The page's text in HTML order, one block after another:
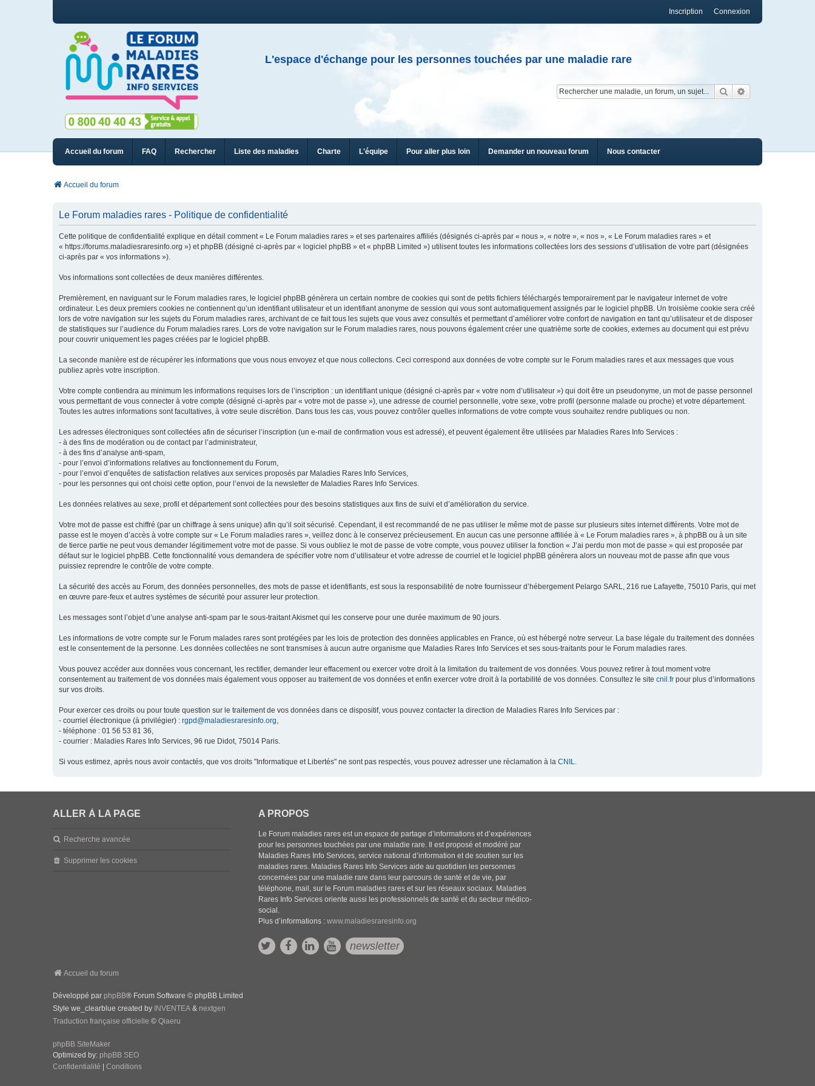
Connexion
Inscription
L'espace d'échange pour les personnes touchées par une maladie rare
Rechercher
Accueil du forum FAQ Rechercher Liste des maladies Charte L'équipe Pour aller plus loin Demander un nouveau forum Nous contacter
Accueil du forum
Le Forum maladies rares - Politique de confidentialité
Cette politique de confidentialité explique en détail comment « Le Forum maladies rares » et ses partenaires affiliés (désignés ci-après par « nous », « notre », « nos », « Le Forum maladies rares » et
« https://forums.maladiesraresinfo.org ») et phpBB (désigné ci-après par « logiciel phpBB » et « phpBB Limited ») utilisent toutes les informations collectées lors des sessions d’utilisation de votre part (désignées
ci-après par « vos informations »).
Vos informations sont collectées de deux manières différentes.
Premièrement, en naviguant sur le Forum maladies rares, le logiciel phpBB génèrera un certain nombre de cookies qui sont de petits fichiers téléchargés temporairement par le navigateur internet de votre
ordinateur. Les deux premiers cookies ne contiennent qu’un identifiant utilisateur et un identifiant anonyme de session qui vous sont automatiquement assignés par le logiciel phpBB. Un troisième cookie sera créé
lors de votre navigation sur les sujets du Forum maladies rares, archivant de ce fait tous les sujets que vous avez consultés et permettant d’améliorer votre confort de navigation en tant qu’utilisateur et de disposer
de statistiques sur l’audience du Forum maladies rares. Lors de votre navigation sur le Forum maladies rares, nous pouvons également créer une quatrième sorte de cookies, externes au document qui est prévu
pour couvrir uniquement les pages créées par le logiciel phpBB.
La seconde manière est de récupérer les informations que vous nous envoyez et que nous collectons. Ceci correspond aux données de votre compte sur le Forum maladies rares et aux messages que vous
publiez après votre inscription.
Votre compte contiendra au minimum les informations requises lors de l’inscription : un identifiant unique (désigné ci-après par « votre nom d’utilisateur ») qui doit être un pseudonyme, un mot de passe personnel
vous permettant de vous connecter à votre compte (désigné ci-après par « votre mot de passe »), une adresse de courriel personnelle, votre sexe, votre profil (personne malade ou proche) et votre département.
Toutes les autres informations sont facultatives, à votre seule discrétion. Dans tous les cas, vous pouvez contrôler quelles informations de votre compte vous souhaitez rendre publiques ou non.
Les adresses électroniques sont collectées afin de sécuriser l’inscription (un e-mail de confirmation vous est adressé), et peuvent également être utilisées par Maladies Rares Info Services :
- à des fins de modération ou de contact par l’administrateur,
- à des fins d’analyse anti-spam,
- pour l’envoi d’informations relatives au fonctionnement du Forum,
- pour l’envoi d’enquêtes de satisfaction relatives aux services proposés par Maladies Rares Info Services,
- pour les personnes qui ont choisi cette option, pour l’envoi de la newsletter de Maladies Rares Info Services.
Les données relatives au sexe, profil et département sont collectées pour des besoins statistiques aux fins de suivi et d’amélioration du service.
Votre mot de passe est chiffré (par un chiffrage à sens unique) afin qu’il soit sécurisé. Cependant, il est recommandé de ne pas utiliser le même mot de passe sur plusieurs sites internet différents. Votre mot de
passe est le moyen d’accès à votre compte sur « Le Forum maladies rares », veillez donc à le conservez précieusement. En aucun cas une personne affiliée à « Le Forum maladies rares », à phpBB ou à un site
de tierce partie ne peut vous demander légitimement votre mot de passe. Si vous oubliez le mot de passe de votre compte, vous pouvez utiliser la fonction « J’ai perdu mon mot de passe » qui est proposée par
défaut sur le logiciel phpBB. Cette fonctionnalité vous demandera de spécifier votre nom d’utilisateur et votre adresse de courriel et le logiciel phpBB générera alors un nouveau mot de passe afin que vous
puissiez reprendre le contrôle de votre compte.
La sécurité des accès au Forum, des données personnelles, des mots de passe et identifiants, est sous la responsabilité de notre fournisseur d’hébergement Pelargo SARL, 216 rue Lafayette, 75010 Paris, qui met
en œuvre pare-feux et autres systèmes de sécurité pour assurer leur protection.
Les messages sont l’objet d’une analyse anti-spam par le sous-traitant Akismet qui les conserve pour une durée maximum de 90 jours.
Les informations de votre compte sur le Forum malades rares sont protégées par les lois de protection des données applicables en France, où est hébergé notre serveur. La base légale du traitement des données
est le consentement de la personne. Les données collectées ne sont transmises à aucun autre organisme que Maladies Rares Info Services et ses sous-traitants pour le Forum maladies rares.
Vous pouvez accéder aux données vous concernant, les rectifier, demander leur effacement ou exercer votre droit à la limitation du traitement de vos données. Vous pouvez retirer à tout moment votre
consentement au traitement de vos données mais également vous opposer au traitement de vos données et enfin exercer votre droit à la portabilité de vos données. Consultez le site cnil.fr pour plus d’informations
sur vos droits.
Pour exercer ces droits ou pour toute question sur le traitement de vos données dans ce dispositif, vous pouvez contacter la direction de Maladies Rares Info Services par :
- courriel électronique (à privilégier) : rgpd@maladiesraresinfo.org,
- téléphone : 01 56 53 81 36,
- courrier : Maladies Rares Info Services, 96 rue Didot, 75014 Paris.
Si vous estimez, après nous avoir contactés, que vos droits "Informatique et Libertés" ne sont pas respectés, vous pouvez adresser une réclamation à la CNIL.
ALLER À LA PAGE
Recherche avancée
Supprimer les cookies
A PROPOS
Le Forum maladies rares est un espace de partage d’informations et d’expériences
pour les personnes touchées par une maladie rare. Il est proposé et modéré par
Maladies Rares Info Services, service national d’information et de soutien sur les
maladies rares. Maladies Rares Info Services aide au quotidien les personnes
concernées par une maladie rare dans leur parcours de santé et de vie, par
téléphone, mail, sur le Forum maladies rares et sur les réseaux sociaux. Maladies
Rares Info Services oriente aussi les professionnels de santé et du secteur médico-
social.
Plus d’informations :www.maladiesraresinfo.org
newsletter
Accueil du forum
Développé par phpBB® Forum Software © phpBB Limited
Style we_clearblue created by INVENTEA & nextgen
Traduction française officielle © Qiaeru
phpBB SiteMaker
Optimized by: phpBB SEO
Confidentialité
Conditions